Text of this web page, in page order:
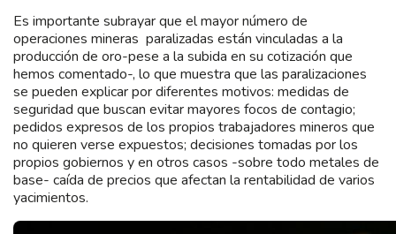
Es importante subrayar que el mayor número de
operaciones mineras paralizadas están vinculadas a la
producción de oro-pese a la subida en su cotización que
hemos comentado-, lo que muestra que las paralizaciones
se pueden explicar por diferentes motivos: medidas de
seguridad que buscan evitar mayores focos de contagio;
pedidos expresos de los propios trabajadores mineros que
no quieren verse expuestos; decisiones tomadas por los
propios gobiernos y en otros casos -sobre todo metales de
base- caída de precios que afectan la rentabilidad de varios
yacimientos.